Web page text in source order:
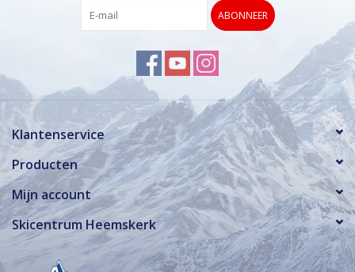
ABONNEER
Klantenservice
Producten
Mijn account
Skicentrum Heemskerk